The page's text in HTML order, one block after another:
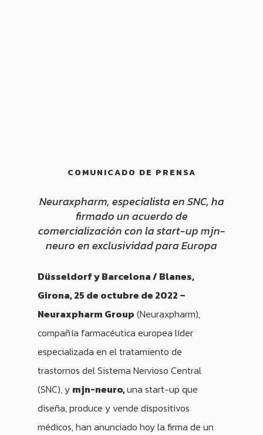
COMUNICADO DE PRENSA
Neuraxpharm, especialista en SNC, ha
firmado un acuerdo de
comercialización con la start-up mjn-
neuro en exclusividad para Europa
Düsseldorf y Barcelona / Blanes,
Girona, 25 de octubre de 2022 –
Neuraxpharm Group (Neuraxpharm),
compañía farmacéutica europea líder
especializada en el tratamiento de
trastornos del Sistema Nervioso Central
(SNC), y mjn-neuro,una start-up que
diseña, produce y vende dispositivos
médicos, han anunciado hoy la firma de un